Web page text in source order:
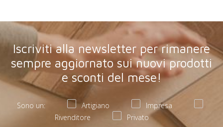
Iscriviti alla newsletter per rimanere
sempre aggiornato sui nuovi prodotti
e sconti del mese!
Sono un: Artigiano
Impresa
Rivenditore
Privato